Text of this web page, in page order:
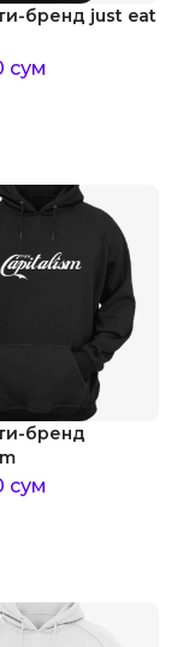
бренд just eat
сум
бренд
сум